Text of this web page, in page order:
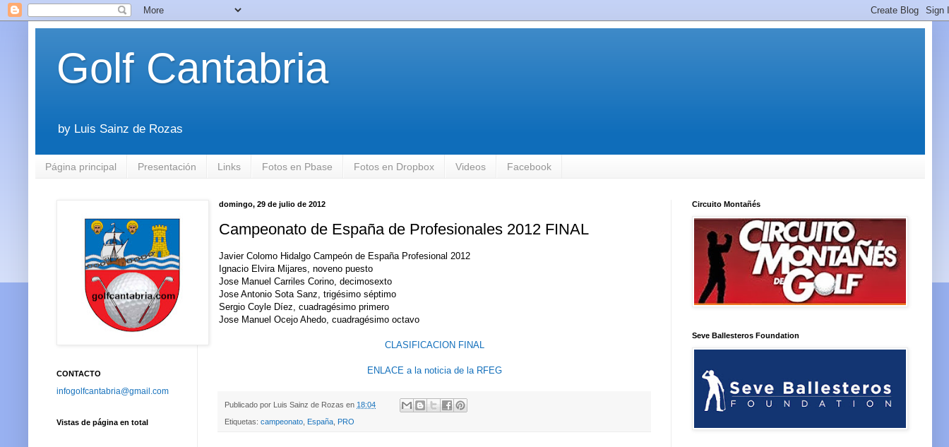
Golf Cantabria
by Luis Sainz de Rozas
Página principal Presentación Links Fotos en Pbase Fotos en Dropbox Videos Facebook
domingo, 29 de julio de 2012
Campeonato de España de Profesionales 2012 FINAL
Javier Colomo Hidalgo Campeón de España Profesional 2012
Ignacio Elvira Mijares, noveno puesto
Jose Manuel Carriles Corino, decimosexto
Jose Antonio Sota Sanz, trigésimo séptimo
Sergio Coyle Díez, cuadragésimo primero
Jose Manuel Ocejo Ahedo, cuadragésimo octavo
CLASIFICACION FINAL
ENLACE a la noticia de la RFEG
Publicado por Luis Sainz de Rozas en 18:04
Etiquetas: campeonato España PRO
CONTACTO
infogolfcantabria@gmail.com
Vistas de página en total
Circuito Montañés
Seve Ballesteros Foundation